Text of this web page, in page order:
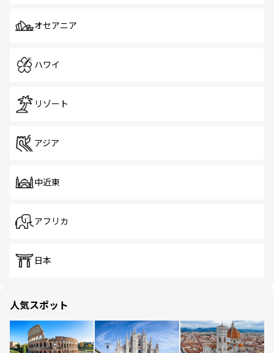
オセアニア
ハワイ
リゾート
アジア
中近東
アフリカ
日本
人気スポット